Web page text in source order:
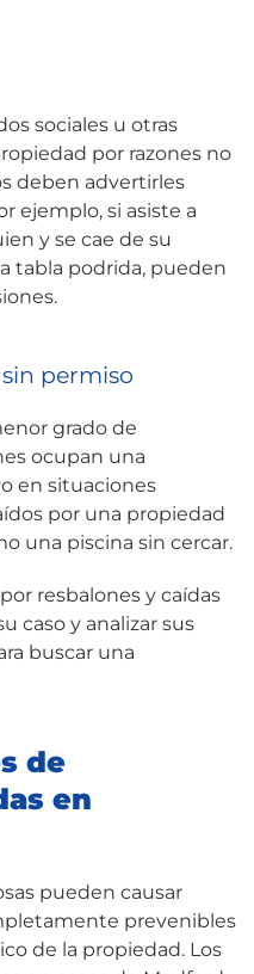
sociales u otras
por razones no
deben advertirles
ejemplo, si asiste a
y se cae de su
tabla podrida, pueden
permiso
grado de
ocupan una
en situaciones
por una propiedad
una piscina sin cercar.
resbalones y caídas
caso y analizar sus
buscar una
de
en
pueden causar
prevenibles
de la propiedad. Los